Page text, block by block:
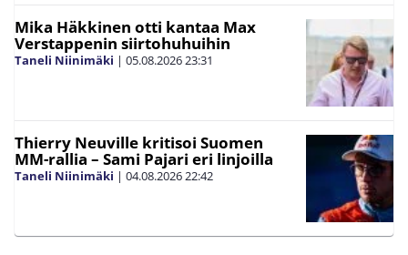
Mika Häkkinen otti kantaa Max
Verstappenin siirtohuhuihin
Taneli Niinimäki | 05.08.202623:31
Thierry Neuville kritisoi Suomen
MM-rallia – Sami Pajari eri linjoilla
Taneli Niinimäki | 04.08.202622:42